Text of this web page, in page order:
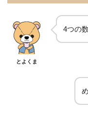
とよくま
4つの